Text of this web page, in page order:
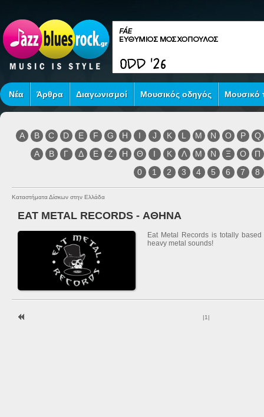
Νέα Άρθρα Διαγωνισμοί Μουσικός οδηγός Μουσικό
A B C D E F G H I J K L M N O P
Q
Α
Β Γ Δ Ε Ζ Η Θ Ι Κ Λ Μ Ν Ξ Ο
Π
0
1 2 3 4 5 6 7 8
Καταστήματα Δίσκων στην Ελλάδα
EAT METAL RECORDS - ΑΘΗΝΑ
Eat Metal Records is totally
heavy metal sounds!
|1 |